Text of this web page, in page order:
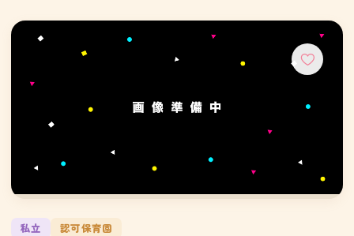
私立 認可保育園